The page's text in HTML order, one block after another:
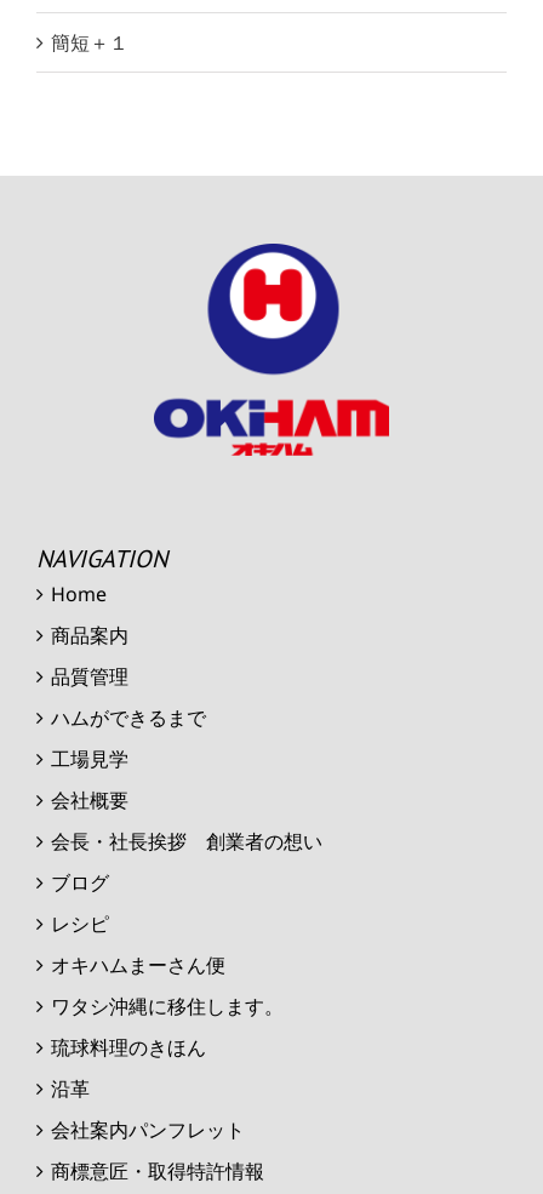
簡短＋１
NAVIGATION
Home
商品案内
品質管理
ハムができるまで
工場見学
会社概要
会長・社長挨拶 創業者の想い
ブログ
レシピ
オキハムまーさん便
ワタシ沖縄に移住します。
琉球料理のきほん
沿革
会社案内パンフレット
商標意匠・取得特許情報